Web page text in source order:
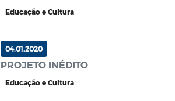
Educação e Cultura
04.01.2020
PROJETO INÉDITO
Educação e Cultura